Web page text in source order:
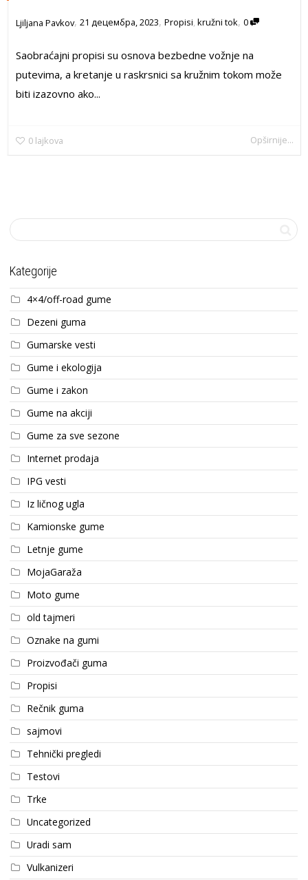
Ljiljana Pavkov, 21 децембра, 2023, Propisi, kružni tok, 0
Saobraćajni propisi su osnova bezbedne vožnje na
putevima, a kretanje u raskrsnici sa kružnim tokom može
biti izazovno ako...
0 lajkova Opširnije...
Kategorije
4×4/off-road gume
Dezeni guma
Gumarske vesti
Gume i ekologija
Gume i zakon
Gume na akciji
Gume za sve sezone
Internet prodaja
IPG vesti
Iz ličnog ugla
Kamionske gume
Letnje gume
MojaGaraža
Moto gume
old tajmeri
Oznake na gumi
Proizvođači guma
Propisi
Rečnik guma
sajmovi
Tehnički pregledi
Testovi
Trke
Uncategorized
Uradi sam
Vulkanizeri